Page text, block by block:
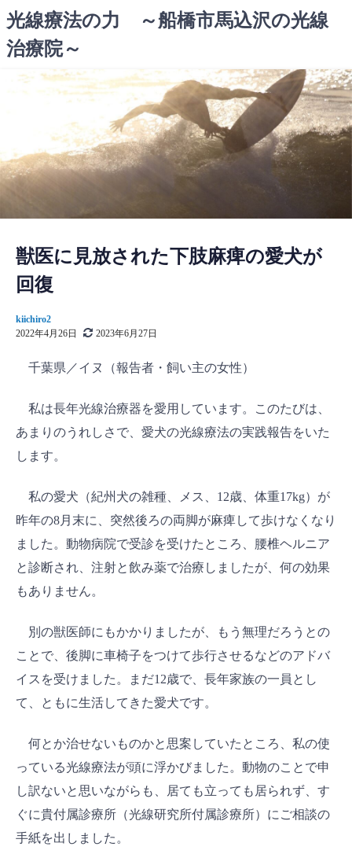
ン
テ
ッ
プ
光線療法の力 ～船橋市馬込沢の光線
治療院～
獣医に見放された下肢麻痺の愛犬が
回復
kiichiro2
2022年4月26日
2023年6月27日
千葉県／イヌ（報告者・飼い主の女性）
私は長年光線治療器を愛用しています。このたびは、
あまりのうれしさで、愛犬の光線療法の実践報告をいた
します。
私の愛犬（紀州犬の雑種、メス、12歳、体重17kg）が
昨年の8月末に、突然後ろの両脚が麻痺して歩けなくなり
ました。動物病院で受診を受けたところ、腰椎ヘルニア
と診断され、注射と飲み薬で治療しましたが、何の効果
もありません。
別の獣医師にもかかりましたが、もう無理だろうとの
ことで、後脚に車椅子をつけて歩行させるなどのアドバ
イスを受けました。まだ12歳で、長年家族の一員とし
て、ともに生活してきた愛犬です。
何とか治せないものかと思案していたところ、私の使
っている光線療法が頭に浮かびました。動物のことで申
し訳ないと思いながらも、居ても立っても居られず、す
ぐに貴付属診療所（光線研究所付属診療所）にご相談の
手紙を出しました。